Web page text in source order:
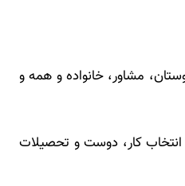
مشاور، خانواده و همه و
کار، دوست و تحصیلات